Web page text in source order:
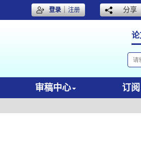
登录｜注册 分享
论
审稿中心 订阅